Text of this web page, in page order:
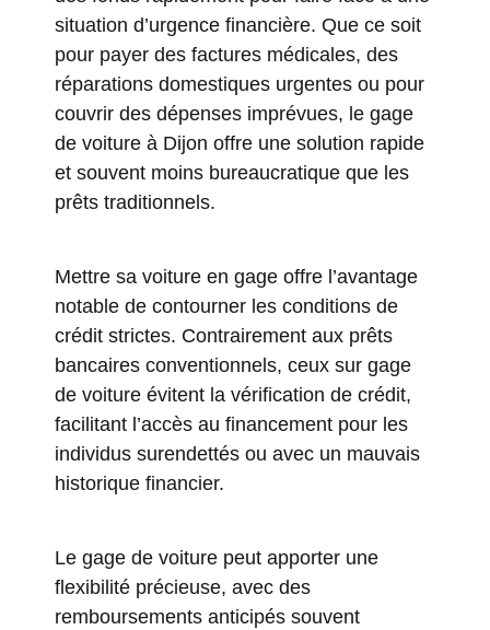
situation d’urgence financière. Que ce soit
pour payer des factures médicales, des
réparations domestiques urgentes ou pour
couvrir des dépenses imprévues, le gage
de voiture à Dijon offre une solution rapide
et souvent moins bureaucratique que les
prêts traditionnels.
Mettre sa voiture en gage offre l’avantage
notable de contourner les conditions de
crédit strictes. Contrairement aux prêts
bancaires conventionnels, ceux sur gage
de voiture évitent la vérification de crédit,
facilitant l’accès au financement pour les
individus surendettés ou avec un mauvais
historique financier.
Le gage de voiture peut apporter une
flexibilité précieuse, avec des
remboursements anticipés souvent